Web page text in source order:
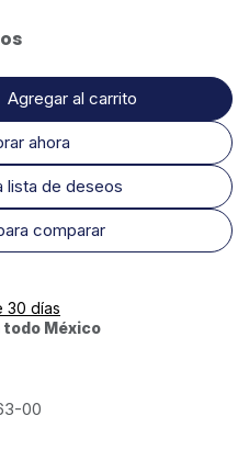
Agregar al carrito
ahora
comparar
lista de deseos
30 días
todo México
00